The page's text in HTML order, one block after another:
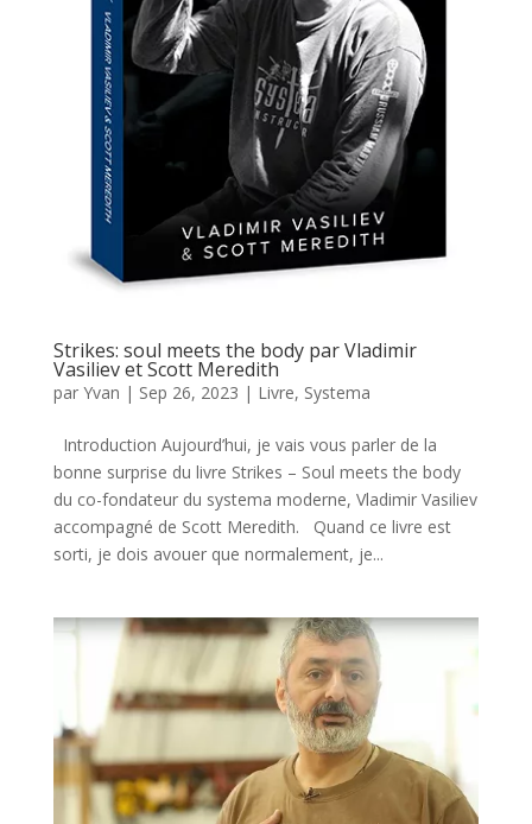
Strikes: soul meets the body par Vladimir
Vasiliev et Scott Meredith
par Yvan | Sep 26, 2023 | Livre, Systema
Introduction Aujourd’hui, je vais vous parler de la
bonne surprise du livre Strikes – Soul meets the body
du co-fondateur du systema moderne, Vladimir Vasiliev
accompagné de Scott Meredith. Quand ce livre est
sorti, je dois avouer que normalement, je...